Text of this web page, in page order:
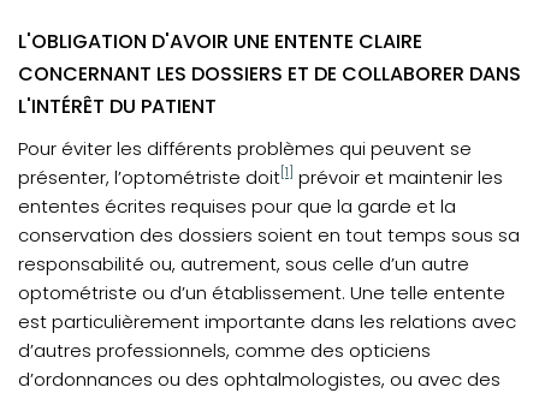
L'OBLIGATION D'AVOIR UNE ENTENTE CLAIRE
CONCERNANT LES DOSSIERS ET DE COLLABORER DANS
L'INTÉRÊT DU PATIENT
Pour éviter les différents problèmes qui peuvent se
présenter, l’optométriste doit[1] prévoir et maintenir les
ententes écrites requises pour que la garde et la
conservation des dossiers soient en tout temps sous sa
responsabilité ou, autrement, sous celle d’un autre
optométriste ou d’un établissement. Une telle entente
est particulièrement importante dans les relations avec
d’autres professionnels, comme des opticiens
d’ordonnances ou des ophtalmologistes, ou avec des